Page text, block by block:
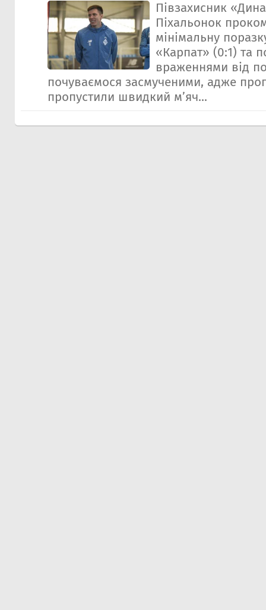
Півзахисник
Піхальонок
мінімальну
«Карпат» (0:1) та
враженнями від
почуваємося засмученими, адже
пропустили швидкий м’яч...